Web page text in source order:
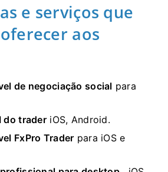
e serviços que
aos
de negociação social para
do trader iOS, Android.
FxPro Trader para iOS e